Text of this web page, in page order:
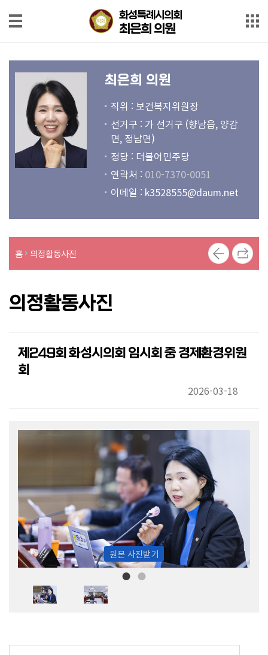
본문으로 바로가기
메인메뉴 바로가기
화성특례시의회
최은희 의원
의
원
영
발
의
안
의
정
활
동
화성특례시의회
최은희 의원
최은희 의원
직위 : 보건복지위원장
선거구 : 가 선거구 (향남읍, 양감
면, 정남면)
정당 : 더불어민주당
연락처 : 010-7370-0051
이메일 : k3528555@daum.net
홈 의정활동사진
의정활동사진
제249회 화성시의회 임시회 중 경제환경위원
회
2026-03-18
원본 사진받기